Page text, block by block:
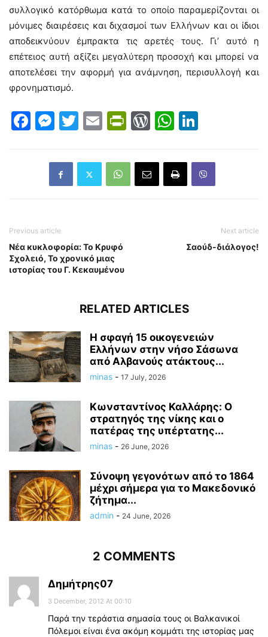
συλλογικό κατόρθωμα κατά το οποίο παραμερίζονται οι
μόνιμες διαιρέσεις και διχασμοί των Ελλήνων και οι ίδιοι
αποδεικνύουν έμπρακτα τις αρετές τους. Γι’ αυτό η
επέτειος αυτή αξίζει μεγαλύτερη προσοχή και μπορεί να
αποτελέσει την αφορμή για ανάμνηση, περισυλλογή και
φρονηματισμό.
Facebook
Messenger
Twitter
EmailPrintFriendly
WordPress
WhatsApp
Previous article
Νέα κυκλοφορία: Το Κρυφό
Σχολειό, Το χρονικό μιας
ιστορίας του Γ. Κεκαυμένου
Next article
Σαούδ-διάλογος!
RELATED ARTICLES
Η σφαγή 15 οικογενειών
Ελλήνων στην νήσο Σάσωνα
από Αλβανούς ατάκτους...
minas - 17 July, 2026
Κωνσταντίνος Καλλάρης: Ο
στρατηγός της νίκης και ο
πατέρας της υπέρτατης...
minas - 26 June, 2026
Σύνοψη γεγονότων από το 1864
μέχρι σήμερα για το Μακεδονικό
ζήτημα...
admin - 24 June, 2026
2 COMMENTS
Δημήτρης07
3 December, 2012 At 00:10
Παρά την τεράστια σημασία τους οι Βαλκανικοί
Πόλεμοι είναι ένα ακόμη κομμάτι της ιστορίας μας